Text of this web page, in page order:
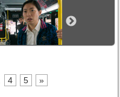
4 5 »